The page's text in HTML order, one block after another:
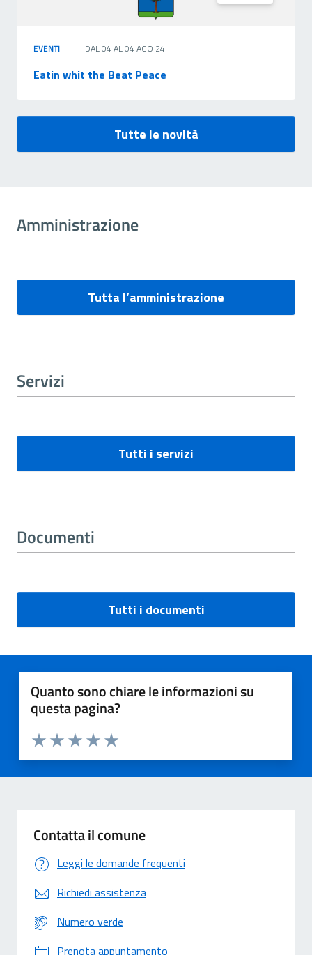
EVENTI DAL 04 AL 04 AGO 24
Eatin whit the Beat Peace
Tutte le novità
Amministrazione
Tutta l’amministrazione
Servizi
Tutti i servizi
Documenti
Tutti i documenti
Quanto sono chiare le informazioni su
questa pagina?
Valuta 5 stelle su 5
Valuta 4 stelle su 5
Valuta 3 stelle su 5
Valuta 2 stelle su 5
Valuta 1 stelle su 5
Contatta il comune
Leggi le domande frequenti
Richiedi assistenza
Numero verde
Prenota appuntamento